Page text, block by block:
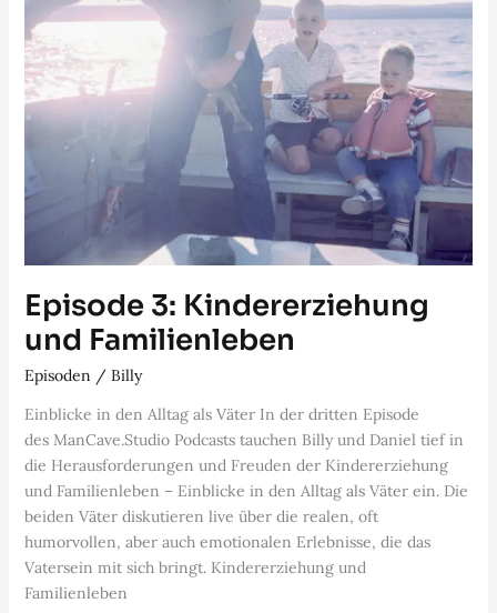
Episode 3: Kindererziehung
und Familienleben
Episoden / Billy
Einblicke in den Alltag als Väter In der dritten Episode
des ManCave.Studio Podcasts tauchen Billy und Daniel tief in
die Herausforderungen und Freuden der Kindererziehung
und Familienleben – Einblicke in den Alltag als Väter ein. Die
beiden Väter diskutieren live über die realen, oft
humorvollen, aber auch emotionalen Erlebnisse, die das
Vatersein mit sich bringt. Kindererziehung und
Familienleben